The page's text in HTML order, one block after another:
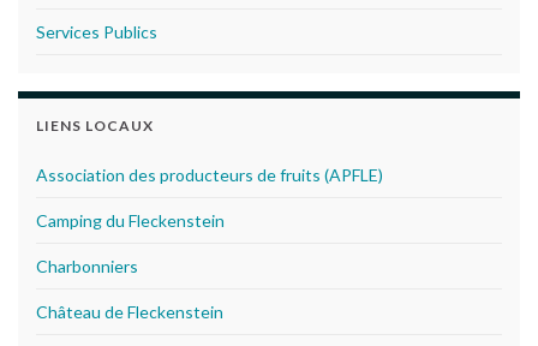
Services Publics
LIENS LOCAUX
Association des producteurs de fruits (APFLE)
Camping du Fleckenstein
Charbonniers
Château de Fleckenstein